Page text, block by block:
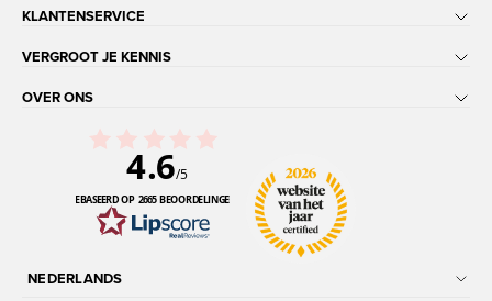
KLANTENSERVICE
VERGROOT JE KENNIS
OVER ONS
4.6/5
GEBASEERD OP 2665 BEOORDELINGEN
NEDERLANDS